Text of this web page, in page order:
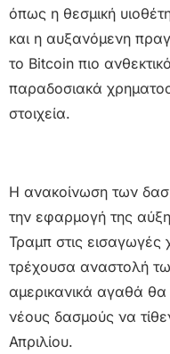
όπως η θεσμική
και η αυξανόμενη
το Bitcoin πιο
παραδοσιακά
στοιχεία.
Η ανακοίνωση των
την εφαρμογή της
Τραμπ στις εισαγωγές
τρέχουσα αναστολή
αμερικανικά αγαθά θα
νέους δασμούς να
Απριλίου.